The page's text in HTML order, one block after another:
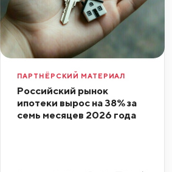
ПАРТНЁРСКИЙ МАТЕРИАЛ
Российский рынок
ипотеки вырос на 38% за
семь месяцев 2026 года